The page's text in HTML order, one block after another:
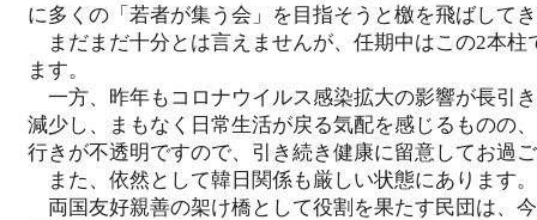
に多くの「若者が集う会」を目指そうと檄を飛ばして
まだまだ十分とは言えませんが、任期中はこの2本
ます。
一方、昨年もコロナウイルス感染拡大の影響が長引
減少し、まもなく日常生活が戻る気配を感じるものの
行きが不透明ですので、引き続き健康に留意してお過
また、依然として韓日関係も厳しい状態にあります。
両国友好親善の架け橋として役割を果たす民団は、